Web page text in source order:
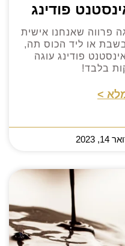
פודינג
פרווה שאנחנו אישית
או ליד הכוס תה,
פודינג עוגה
>
2023